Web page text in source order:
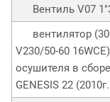
Вентиль V07
вентилятор
V230/50-60 16WCE)
осушителя в
GENESIS 22